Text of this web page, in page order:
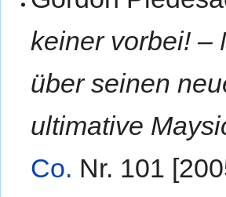
keiner vorbei! –
über seinen
ultimative
Co. Nr. 101